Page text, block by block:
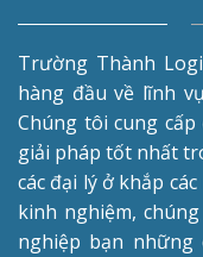
Trường Thành
hàng đầu về lĩnh
Chúng tôi cung cấp
giải pháp tốt nhất
các đại lý ở khắp
kinh nghiệm,
nghiệp bạn